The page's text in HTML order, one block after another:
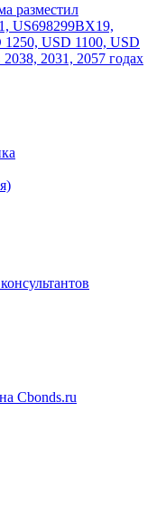
разместил
US698299BX19,
USD 1100, USD
2031, 2057 годах
Cbonds.ru